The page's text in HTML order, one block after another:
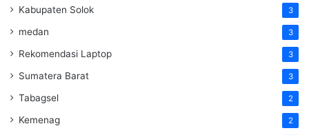
Kabupaten Solok 3
medan 3
Rekomendasi Laptop 3
Sumatera Barat 3
Tabagsel 2
Kemenag 2